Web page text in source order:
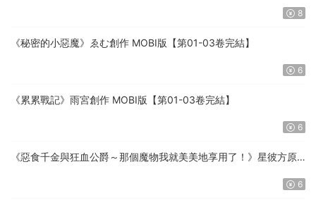
8
《秘密的小惡魔》ゑむ創作 MOBI版【第01-03卷完結】
6
《累累戰記》雨宮創作 MOBI版【第01-03卷完結】
6
《惡食千金與狂血公爵～那個魔物我就美美地享用了！》星彼方原
6